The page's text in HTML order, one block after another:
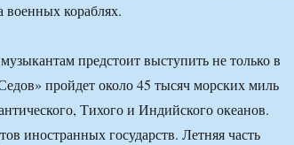
кораблях.
предстоит выступить не только в
пройдет около 45 тысяч морских миль
Тихого и Индийского океанов.
иностранных государств. Летняя часть